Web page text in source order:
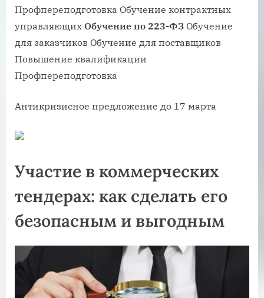
Профпереподготовка Обучение контрактных
управляющих Обучение по 223-ФЗ Обучение
для заказчиков Обучение для поставщиков
Повышение квалификации
Профпереподготовка
Антикризисное предложение до 17 марта
Участие в коммерческих
тендерах: как сделать его
безопасным и выгодным